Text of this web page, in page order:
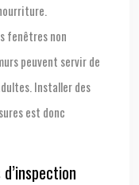
fenêtres non
peuvent servir de
Installer des
est donc